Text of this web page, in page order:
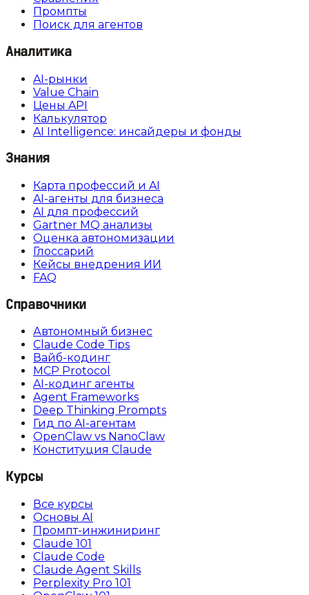
Промпты
Поиск для агентов
Аналитика
AI-рынки
Value Chain
Цены API
Калькулятор
AI Intelligence: инсайдеры и фонды
Знания
Карта профессий и AI
AI-агенты для бизнеса
AI для профессий
Gartner MQ анализы
Оценка автономизации
Глоссарий
Кейсы внедрения ИИ
FAQ
Справочники
Автономный бизнес
Claude Code Tips
Вайб-кодинг
MCP Protocol
AI-кодинг агенты
Agent Frameworks
Deep Thinking Prompts
Гид по AI-агентам
OpenClaw vs NanoClaw
Конституция Claude
Курсы
Все курсы
Основы AI
Промпт-инжиниринг
Claude 101
Claude Code
Claude Agent Skills
Perplexity Pro 101